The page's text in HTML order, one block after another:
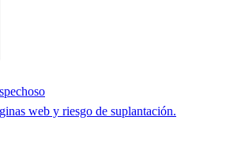
web y riesgo de suplantación.